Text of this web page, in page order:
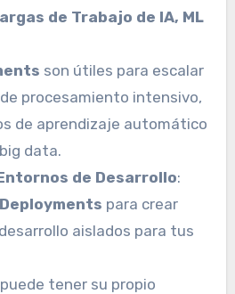
de Trabajo de IA, ML
son útiles para escalar
procesamiento intensivo,
de aprendizaje automático
data.
de Desarrollo:
Deployments para crear
aislados para tus
tener su propio